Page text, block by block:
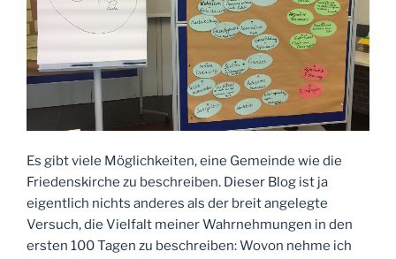
Es gibt viele Möglichkeiten, eine Gemeinde wie die
Friedenskirche zu beschreiben. Dieser Blog ist ja
eigentlich nichts anderes als der breit angelegte
Versuch, die Vielfalt meiner Wahrnehmungen in den
ersten 100 Tagen zu beschreiben: Wovon nehme ich